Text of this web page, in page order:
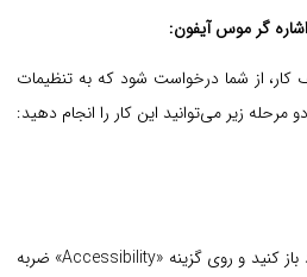
گر موس آیفون:
از شما درخواست شود که به تنظیمات
تنظیمات را در آیفون خود باز کنید و روی گزینه «Accessibility» ضربه